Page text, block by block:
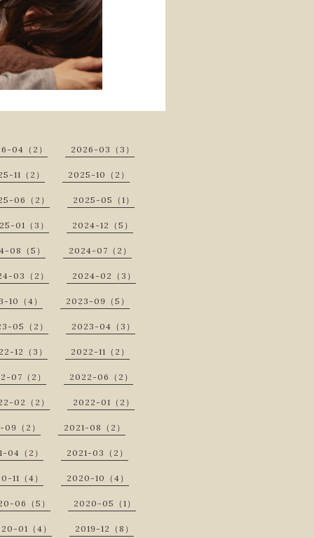
04（2） 2026-03（3）
11（2） 2025-10（2）
06（2） 2025-05（1）
01（3） 2024-12（5）
08（5） 2024-07（2）
03（2） 2024-02（3）
10（4） 2023-09（5）
05（2） 2023-04（3）
12（3） 2022-11（2）
07（2） 2022-06（2）
02（2） 2022-01（2）
09（2） 2021-08（2）
04（2） 2021-03（2）
11（4） 2020-10（4）
06（5） 2020-05（1）
01（4） 2019-12（8）